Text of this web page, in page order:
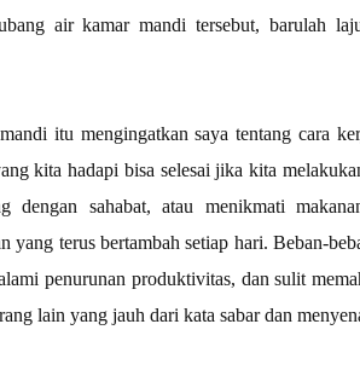
air kamar mandi tersebut, barulah
itu mengingatkan saya tentang cara
kita hadapi bisa selesai jika kita
dengan sahabat, atau menikmati
yang terus bertambah setiap hari. Beban-
penurunan produktivitas, dan sulit
lain yang jauh dari kata sabar dan